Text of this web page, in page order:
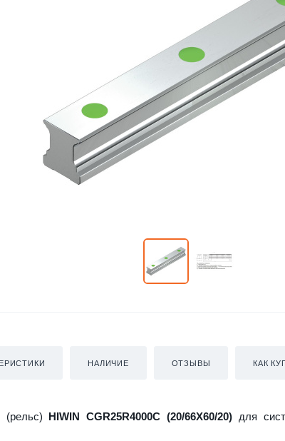
НАЛИЧИЕ ОТЗЫВЫ КАК
(рельс) HIWIN CGR25R4000C (20/66X60/20) для